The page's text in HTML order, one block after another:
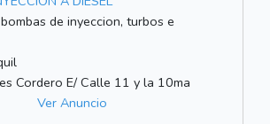
de inyeccion, turbos e
Cordero E/ Calle 11 y la 10ma
Ver Anuncio